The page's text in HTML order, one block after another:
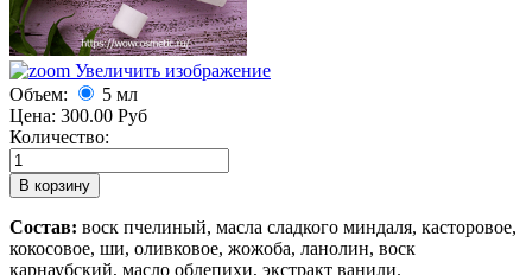
Увеличить изображение
Объем:
5 мл
Цена: 300.00 Руб
Количество:
Состав: воск пчелиный, масла сладкого миндаля, касторовое,
кокосовое, ши, оливковое, жожоба, ланолин, воск
карнаубский, масло облепихи, экстракт ванили.